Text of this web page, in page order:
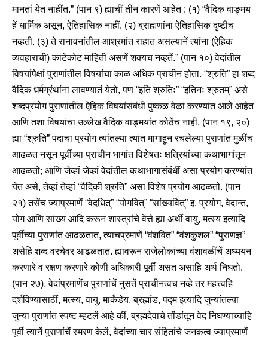
मानतां येत नाहींत.” (पान ९) ह्याचीं तीन कारणें आहेत : (१) “वैदिक वाङ्मय
हें धार्मिक असून, ऐतिहासिक नाहीं. (२) ब्राह्मणांना ऐतिहासिक दृष्टीच
नव्हती. (३) ते रानावनांतील आश्रमांत राहात असल्यानें त्यांना (ऐहिक
व्यवहाराची) काटेकोट माहिती असणें शक्यच नव्हतें.” (पान १०) वेदांतील
विषयांपेक्षां पुराणांतील विषयांचा काळ अधिक प्राचीन होता. “श्रुति” हा शब्द
वैदिक धर्मग्रंथांना लावण्यातं येतो, पण “इति श्रुतिः” “इतिनः श्रुतम्” असे
शब्दप्रयोग पुराणांतील ऐहिक विषयांसंबंधीं पुष्कळ वेळां करण्यांत आले आहेत
आणि तशा विषयांचा उल्लेख वैदिक वाङ्मयांत कोठेंच नाहीं. (पान १९, २०)
ह्या “श्रुति” पदाचा प्रयोग त्यांतल्या त्यांत मागाहून रचलेल्या पुराणांत मुळींच
आढळत नसून पूर्वींच्या प्राचीन भागांत विशेषतः क्षत्रियांच्या कथाभागांतून
आढळतो; आणि जेव्हां जेव्हां वेदांतील कथाभागासंबंधीं असा प्रयोग करण्यांत
येत असे, तेव्हां तेव्हां “वैदिकी श्रुति” असा विशेष प्रयोग आढळतो. (पान
२१) तसेंच ज्याप्रमाणें “वेदधित्” “योगवित्” “सांख्यवित्” इ. प्रयोग, वेदान्त,
योग आणि सांख्य आदि करून शास्त्रांचे वेत्ते ह्या अर्थीं वायु, मत्स्य इत्यादि
पूर्वींच्या पुराणांत आढळतात, त्याचप्रमाणें “वंशवित” “वंशकुशल” “पुराणज्ञ”
असेहि शब्द वरचेवर आढळतात. ह्यावरून राजेलोकांच्या वंशावळींचें अध्ययन
करणारे व रक्षण करणारे कोणी अधिकारी पूर्वीं असत असाहि अर्थ निघतो.
(पान २७). वेदांप्रमाणेंच पुराणांचें नुसतें प्राचीनत्वच नव्हे तर महत्त्वहि
दर्शविण्यासाठीं, मत्स्य, वायु, मार्कंडेय, ब्रह्मांड, पद्म इत्यादि जुन्यांतल्या
जुन्या पुराणांत स्पष्ट म्हटलें आहे कीं, ब्रह्मदेवाचे तोंडांतून वेद निघण्याच्याहि
पूर्वीं त्यानें पुराणांचें स्मरण केलें, वेदांच्या चार संहितांचे जनकत्व ज्याप्रमाणें